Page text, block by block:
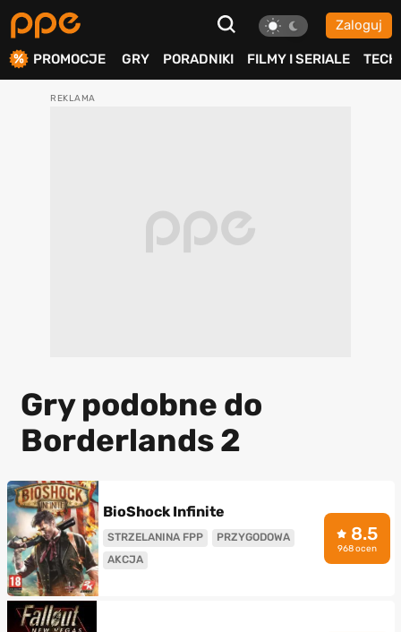
Zaloguj
PROMOCJE GRY PORADNIKI FILMY I SERIALE TECH
Gry podobne do
Borderlands 2
BioShock Infinite
STRZELANINA FPP
PRZYGODOWA
AKCJA
8.5
968 ocen